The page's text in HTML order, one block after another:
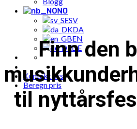
NO
SV
DA
EN
DE
Kontakt oss
Beregn pris
Finn den
til